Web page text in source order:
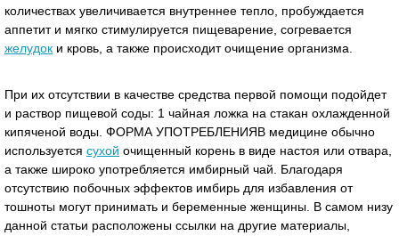
количествах увеличивается внутреннее тепло, пробуждается
аппетит и мягко стимулируется пищеварение, согревается
желудок и кровь, а также происходит очищение организма.
При их отсутствии в качестве средства первой помощи подойдет
и раствор пищевой соды: 1 чайная ложка на стакан охлажденной
кипяченой воды. ФОРМА УПОТРЕБЛЕНИЯВ медицине обычно
используется сухой очищенный корень в виде настоя или отвара,
а также широко употребляется имбирный чай. Благодаря
отсутствию побочных эффектов имбирь для избавления от
тошноты могут принимать и беременные женщины. В самом низу
данной статьи расположены ссылки на другие материалы,